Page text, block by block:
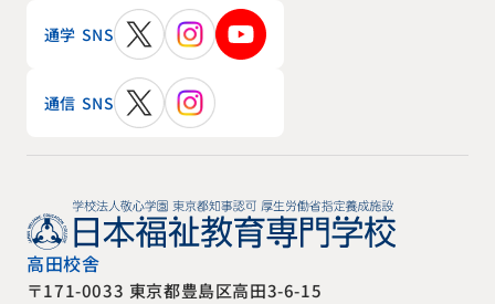
通学 SNS
通信 SNS
高田校舎
〒171-0033 東京都豊島区高田3-6-15